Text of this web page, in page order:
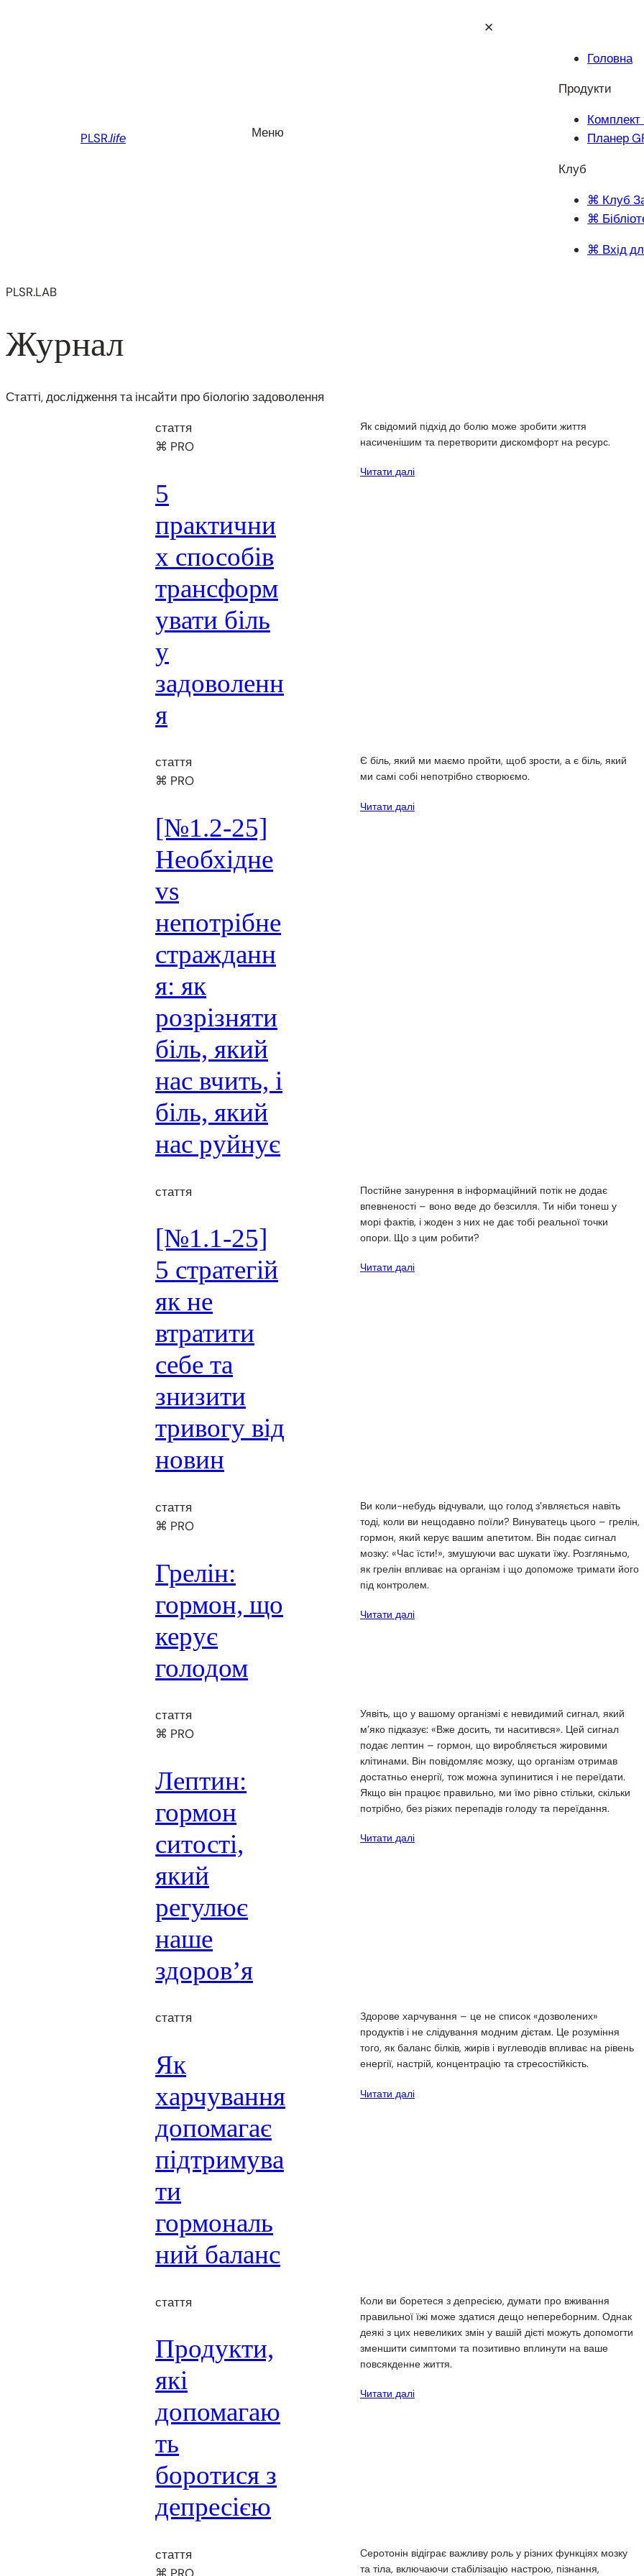
PLSR.life Меню
✕
Головна
Продукти
Комплект
Планер
Клуб
⌘ Клуб
⌘
⌘ Вхід
PLSR.LAB
Журнал
Статті, дослідження та інсайти про біологію задоволення
стаття
⌘ PRO
5
практични
х способів
трансформ
увати біль
у
задоволенн
я
Як свідомий підхід до болю може зробити життя
насиченішим та перетворити дискомфорт на ресурс.
Читати далі
стаття
⌘ PRO
[№1.2-25]
Необхідне
vs
непотрібне
стражданн
я: як
розрізняти
біль, який
нас вчить, і
біль, який
нас руйнує
Є біль, який ми маємо пройти, щоб зрости, а є біль, який
ми самі собі непотрібно створюємо.
Читати далі
стаття
[№1.1-25]
5 стратегій
як не
втратити
себе та
знизити
тривогу від
новин
Постійне занурення в інформаційний потік не додає
впевненості – воно веде до безсилля. Ти ніби тонеш у
морі фактів, і жоден з них не дає тобі реальної точки
опори. Що з цим робити?
Читати далі
стаття
⌘ PRO
Грелін:
гормон, що
керує
голодом
Ви коли-небудь відчували, що голод з’являється навіть
тоді, коли ви нещодавно поїли? Винуватець цього – грелін,
гормон, який керує вашим апетитом. Він подає сигнал
мозку: «Час їсти!», змушуючи вас шукати їжу. Розгляньмо,
як грелін впливає на організм і що допоможе тримати його
під контролем.
Читати далі
стаття
⌘ PRO
Лептин:
гормон
ситості,
який
регулює
наше
здоров’я
Уявіть, що у вашому організмі є невидимий сигнал, який
м’яко підказує: «Вже досить, ти наситився». Цей сигнал
подає лептин – гормон, що виробляється жировими
клітинами. Він повідомляє мозку, що організм отримав
достатньо енергії, тож можна зупинитися і не переїдати.
Якщо він працює правильно, ми їмо рівно стільки, скільки
потрібно, без різких перепадів голоду та переїдання.
Читати далі
стаття
Як
харчування
допомагає
підтримува
ти
гормональ
ний баланс
Здорове харчування – це не список «дозволених»
продуктів і не слідування модним дієтам. Це розуміння
того, як баланс білків, жирів і вуглеводів впливає на рівень
енергії, настрій, концентрацію та стресостійкість.
Читати далі
стаття
Продукти,
які
допомагаю
ть
боротися з
депресією
Коли ви боретеся з депресією, думати про вживання
правильної їжі може здатися дещо непереборним. Однак
деякі з цих невеликих змін у вашій дієті можуть допомогти
зменшити симптоми та позитивно вплинути на ваше
повсякденне життя.
Читати далі
стаття
Cеротонін відіграє важливу роль у різних функціях мозку
та тіла, включаючи стабілізацію настрою, пізнання,